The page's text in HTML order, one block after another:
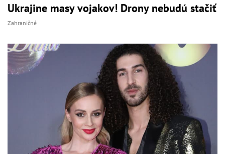
Ukrajine masy vojakov! Drony nebudú stačiť
Zahraničné